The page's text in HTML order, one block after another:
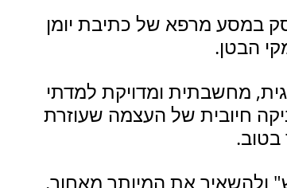
במסע מרפא של כתיבת יומן
הבטן.
מחשבתית ומדויקת למדתי
חיובית של העצמה שעוזרת
ולהשאיר את המיותר מאחור.